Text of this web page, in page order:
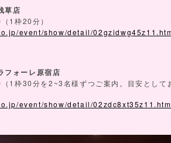
草店
（ 1枠20 分）
event/show/detail/
フォーレ原宿店
（ 1枠30 分を2~3 名様ずつご案内。目安として
event/show/detail/